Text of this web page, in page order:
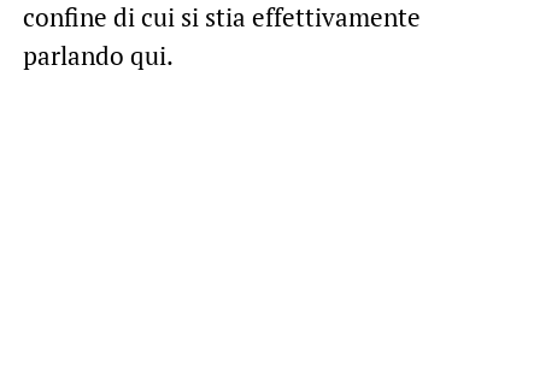
confine di cui si stia effettivamente
parlando qui.